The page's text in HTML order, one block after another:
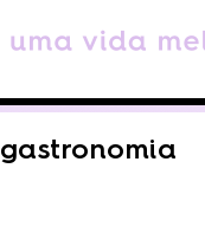
gastronomia